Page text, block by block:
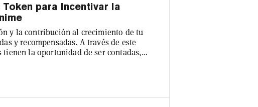
para Incentivar la
y la contribución al crecimiento de tu
y recompensadas. A través de este
la oportunidad de ser contadas,
es lo que la Fundación Animecoin está
global de fans del anime on-chain,